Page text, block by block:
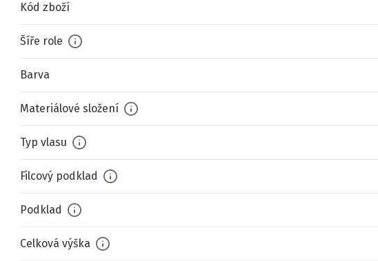
Kód zboží
Šíře role
Barva
Materiálové složení
Typ vlasu
Filcový podklad
Podklad
Celková výška